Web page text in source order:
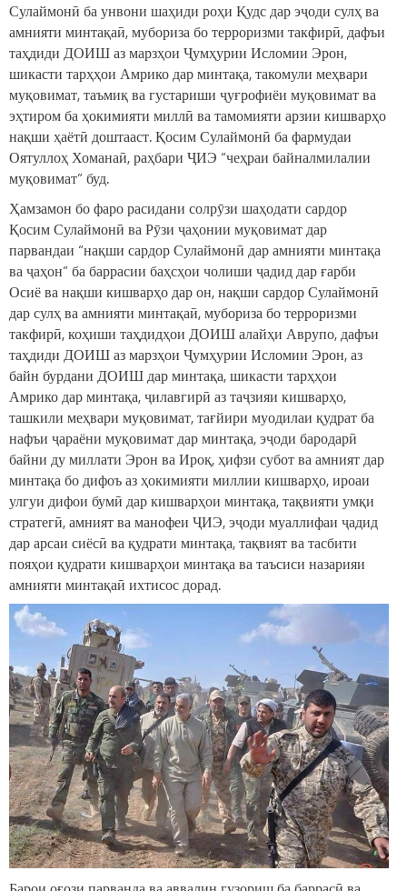
Сулаймонӣ ба унвони шаҳиди роҳи Қудс дар эҷоди сулҳ ва
амнияти минтақаӣ, мубориза бо терроризми такфирӣ, дафъи
таҳдиди ДОИШ аз марзҳои Ҷумҳурии Исломии Эрон,
шикасти тарҳҳои Амрико дар минтақа, такомули меҳвари
муқовимат, таъмиқ ва густариши ҷуғрофиёи муқовимат ва
эҳтиром ба ҳокимияти миллӣ ва тамомияти арзии кишварҳо
нақши ҳаётӣ доштааст. Қосим Сулаймонӣ ба фармудаи
Оятуллоҳ Хоманаӣ, раҳбари ҶИЭ “чеҳраи байналмилалии
муқовимат” буд.
Ҳамзамон бо фаро расидани солрӯзи шаҳодати сардор
Қосим Сулаймонӣ ва Рӯзи ҷаҳонии муқовимат дар
парвандаи “нақши сардор Сулаймонӣ дар амнияти минтақа
ва ҷаҳон” ба баррасии баҳсҳои чолиши ҷадид дар ғарби
Осиё ва нақши кишварҳо дар он, нақши сардор Сулаймонӣ
дар сулҳ ва амнияти минтақаӣ, мубориза бо терроризми
такфирӣ, коҳиши таҳдидҳои ДОИШ алайҳи Аврупо, дафъи
таҳдиди ДОИШ аз марзҳои Ҷумҳурии Исломии Эрон, аз
байн бурдани ДОИШ дар минтақа, шикасти тарҳҳои
Амрико дар минтақа, ҷилавгирӣ аз таҷзияи кишварҳо,
ташкили меҳвари муқовимат, тағйири муодилаи қудрат ба
нафъи ҷараёни муқовимат дар минтақа, эҷоди бародарӣ
байни ду миллати Эрон ва Ироқ, ҳифзи субот ва амният дар
минтақа бо дифоъ аз ҳокимияти миллии кишварҳо, ироаи
улгуи дифои бумӣ дар кишварҳои минтақа, тақвияти умқи
стратегӣ, амният ва манофеи ҶИЭ, эҷоди муаллифаи ҷадид
дар арсаи сиёсӣ ва қудрати минтақа, тақвият ва тасбити
пояҳои қудрати кишварҳои минтақа ва таъсиси назарияи
амнияти минтақаӣ ихтисос дорад.